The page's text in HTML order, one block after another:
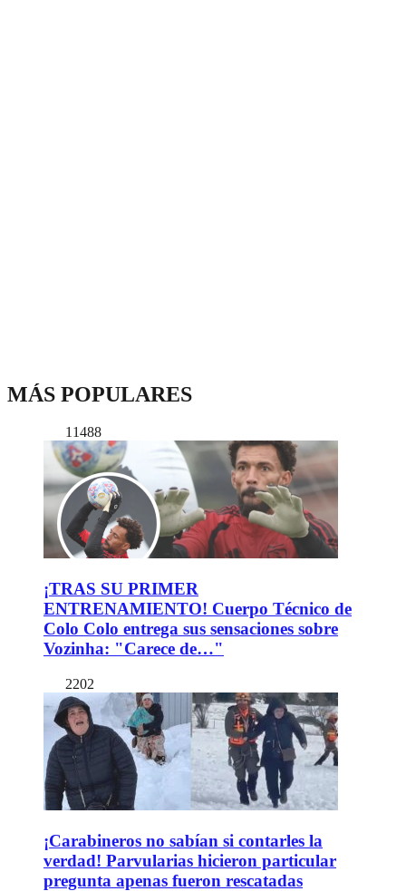
MÁS POPULARES
11488
¡TRAS SU PRIMER
ENTRENAMIENTO! Cuerpo Técnico de
Colo Colo entrega sus sensaciones sobre
Vozinha: "Carece de…"
2202
¡Carabineros no sabían si contarles la
verdad! Parvularias hicieron particular
pregunta apenas fueron rescatadas